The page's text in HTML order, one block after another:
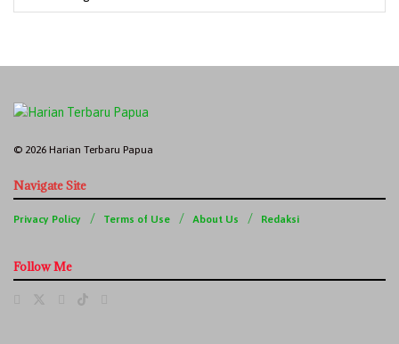
© 2026 Harian Terbaru Papua
Navigate Site
Privacy Policy Terms of Use About Us Redaksi
Follow Me